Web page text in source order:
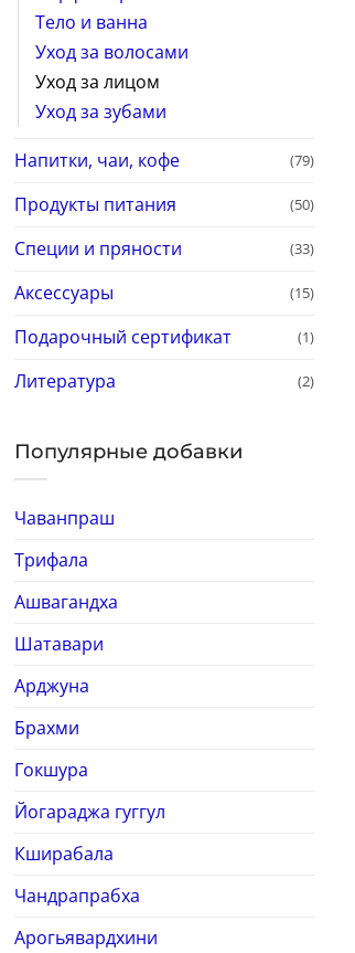
Тело и ванна
Уход за волосами
Уход за лицом
Уход за зубами
Напитки, чаи, кофе
(79)
Продукты питания (50)
Специи и пряности (33)
Аксессуары (15)
Подарочный сертификат (1)
Литература (2)
Популярные добавки
Чаванпраш
Трифала
Ашвагандха
Шатавари
Арджуна
Брахми
Гокшура
Йогараджа гуггул
Кширабала
Чандрапрабха
Арогьявардхини